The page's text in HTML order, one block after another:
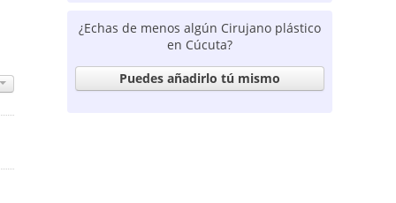
¿Echas de menos algún Cirujano plástico
en Cúcuta?
Puedes añadirlo tú mismo